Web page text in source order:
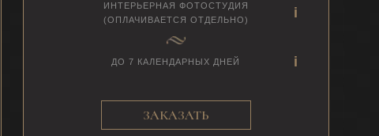
ИНТЕРЬЕРНАЯ ФОТОСТУДИЯ
(ОПЛАЧИВАЕТСЯ ОТДЕЛЬНО)
ДО 7 КАЛЕНДАРНЫХ ДНЕЙ
ЗАКАЗАТЬ